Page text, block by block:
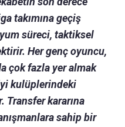
takımına geçiş
süreci, taktiksel
Her genç oyuncu,
çok fazla yer almak
kulüplerindeki
Transfer kararına
sahip bir